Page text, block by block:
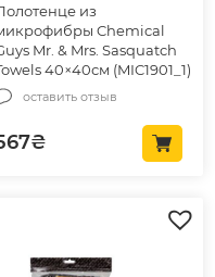
из
Chemical
Mr. & Mrs. Sasquatch
40×40см (MIC1901_1)
оставить отзыв
₴